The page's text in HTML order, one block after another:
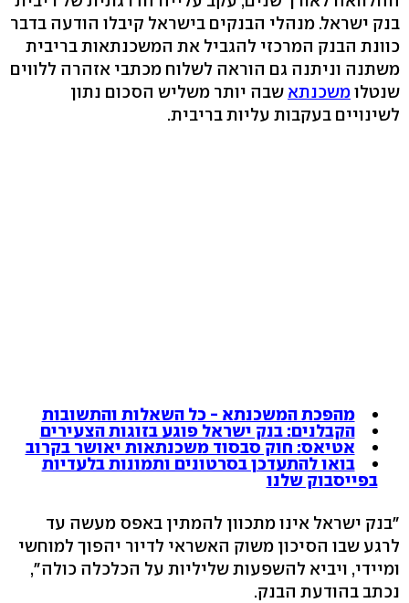
בנק ישראל. מנהלי הבנקים בישראל קיבלו הודעה בדבר
כוונת הבנק המרכזי להגביל את המשכנתאות בריבית
משתנה וניתנה גם הוראה לשלוח מכתבי אזהרה ללווים
שנטלומשכנתא שבה יותר משליש הסכום נתון
לשינויים בעקבות עליות בריבית.
מהפכת המשכנתא - כל השאלות והתשובות
הקבלנים: בנק ישראל פוגע בזוגות הצעירים
אטיאס: חוק סבסוד משכנתאות יאושר בקרוב
בואו להתעדכן בסרטונים ותמונות בלעדיות
בפייסבוק שלנו
"בנק ישראל אינו מתכוון להמתין באפס מעשה עד
לרגע שבו הסיכון משוק האשראי לדיור יהפוך למוחשי
ומיידי, ויביא להשפעות שליליות על הכלכלה כולה",
נכתב בהודעת הבנק.